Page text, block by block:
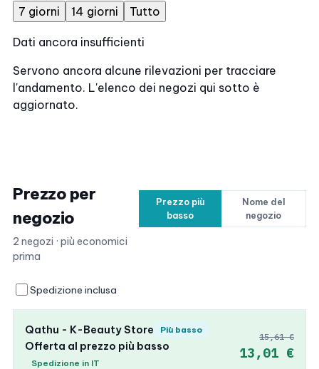
7 giorni
14 giorni Tutto
Dati ancora insufficienti
Servono ancora alcune rilevazioni per tracciare
l'andamento. L'elenco dei negozi qui sotto è
aggiornato.
Prezzo per
negozio
2 negozi · più economici
prima
Prezzo più
basso
Nome del
negozio
Spedizione inclusa
Qathu - K-Beauty Store Più basso
Offerta al prezzo più basso
Spedizione in IT
15,61 €
13,01 €